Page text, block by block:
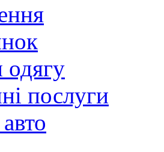
одягу
послуги